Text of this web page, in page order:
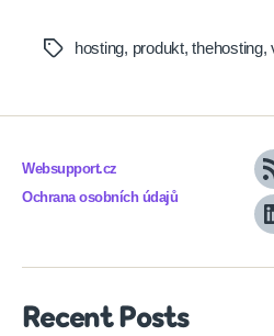
Tags hosting, produkt,thehosting,
Websupport.cz
Ochrana osobních údajů
Recent Posts